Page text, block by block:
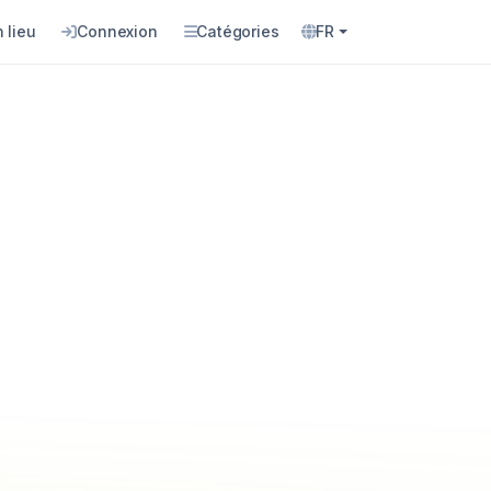
lieu Connexion Catégories FR